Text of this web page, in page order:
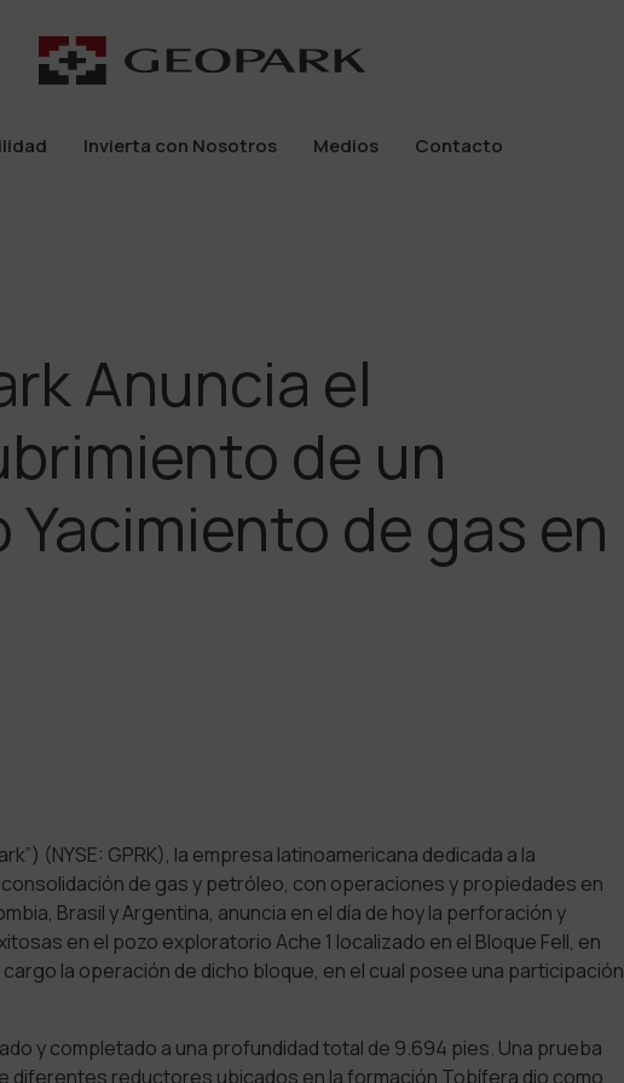
Invierta con Nosotros
Medios
Contacto
Anuncia el
de un
Yacimiento de gas en
(NYSE: GPRK), la empresa latinoamericana dedicada a la
de gas y petróleo, con operaciones y propiedades en
Brasil y Argentina, anuncia en el día de hoy la perforación y
en el pozo exploratorio Ache 1 localizado en el Bloque Fell, en
la operación de dicho bloque, en el cual posee una participación
y completado a una profundidad total de 9.694 pies. Una prueba
diferentes reductores ubicados en la formación Tobífera dio como